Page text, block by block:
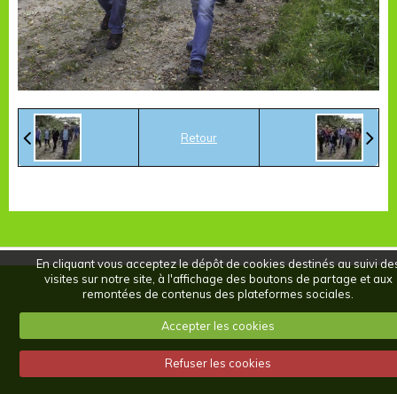
Retour
En cliquant vous acceptez le dépôt de cookies destinés au suivi
visites sur notre site, à l'affichage des boutons de partage et aux
remontées de contenus des plateformes sociales.
Accepter les cookies
Refuser les cookies